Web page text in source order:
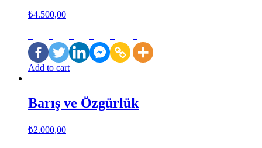
₺4.500,00
Add to cart
Barış ve Özgürlük
₺2.000,00